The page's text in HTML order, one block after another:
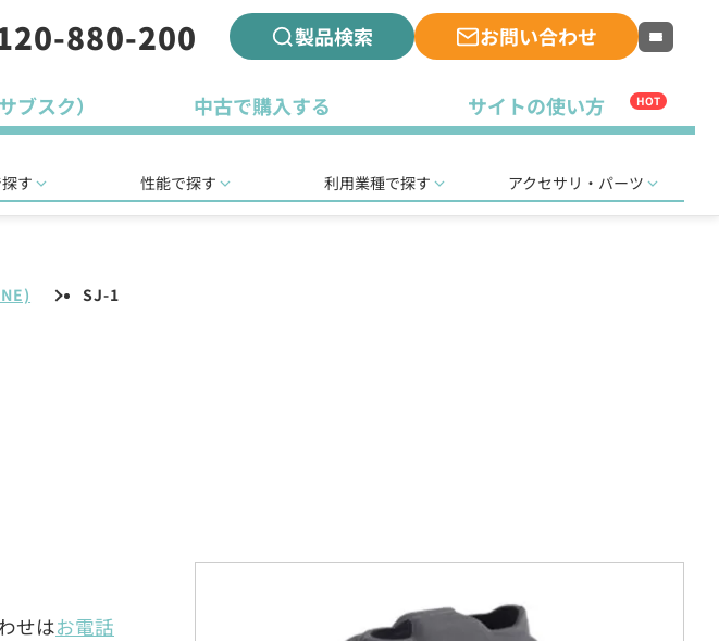
880-200 製品検索 お問い合わせ
ブスク） 中古で購入する サイトの使い方 HOT
す 性能で探す 利用業種で探す アクセサリ・パーツ
SJ-1
せはお電話